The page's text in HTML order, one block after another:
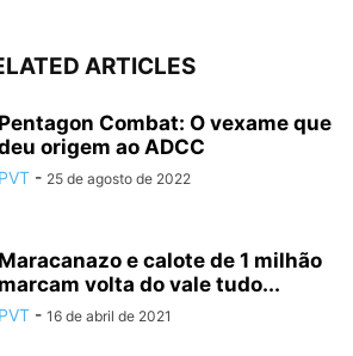
ARTICLES
Pentagon Combat: O vexame que
origem ao ADCC
PVT - 25 de agosto de 2022
Maracanazo e calote de 1 milhão
marcam volta do vale tudo...
PVT - 16 de abril de 2021